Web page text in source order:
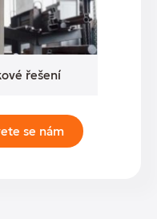
řešení
se nám